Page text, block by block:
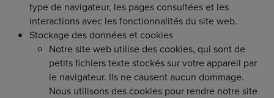
type de navigateur, les pages consultées et les
interactions avec les fonctionnalités du site web.
Stockage des données et cookies
Notre site web utilise des cookies, qui sont de
petits fichiers texte stockés sur votre appareil par
le navigateur. Ils ne causent aucun dommage.
Nous utilisons des cookies pour rendre notre site